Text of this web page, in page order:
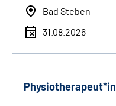
Bad Steben
31.08.2026
Physiotherapeut*in